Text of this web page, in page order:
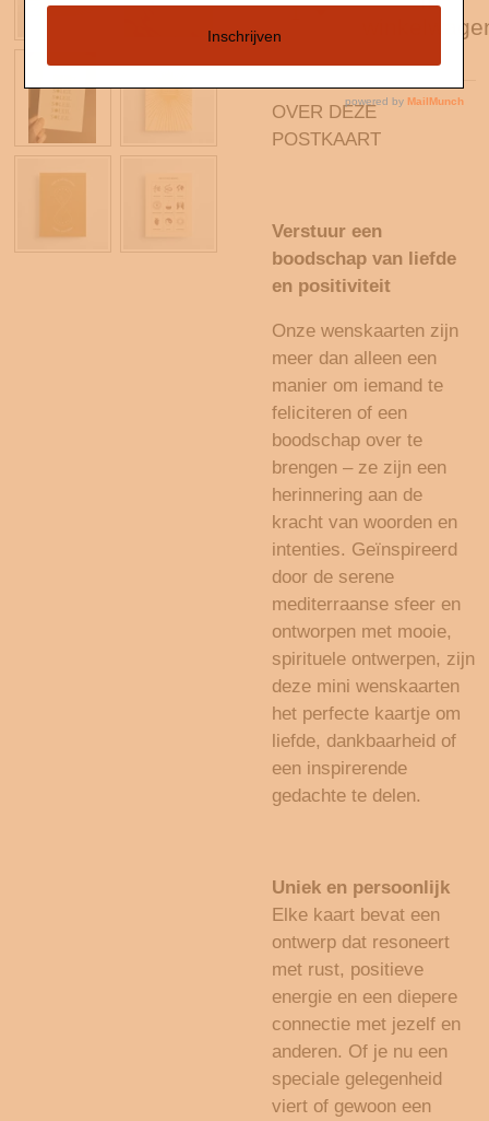
OVER DEZE
POSTKAART
Verstuur een
boodschap van liefde
en positiviteit
Onze wenskaarten zijn
meer dan alleen een
manier om iemand te
feliciteren of een
boodschap over te
brengen – ze zijn een
herinnering aan de
kracht van woorden en
intenties. Geïnspireerd
door de serene
mediterraanse sfeer en
ontworpen met mooie,
spirituele ontwerpen, zijn
deze mini wenskaarten
het perfecte kaartje om
liefde, dankbaarheid of
een inspirerende
gedachte te delen.
Uniek en persoonlijk
Elke kaart bevat een
ontwerp dat resoneert
met rust, positieve
energie en een diepere
connectie met jezelf en
anderen. Of je nu een
speciale gelegenheid
viert of gewoon een